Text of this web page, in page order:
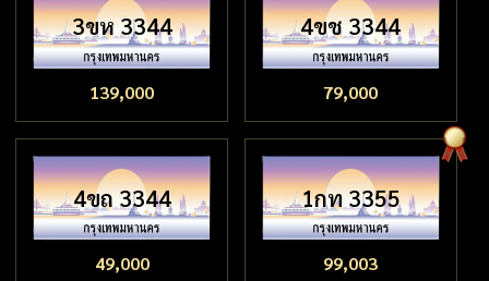
3ขห 3344
139,000
4ขช 3344
79,000
4ขถ 3344
49,000
1กท 3355
99,003